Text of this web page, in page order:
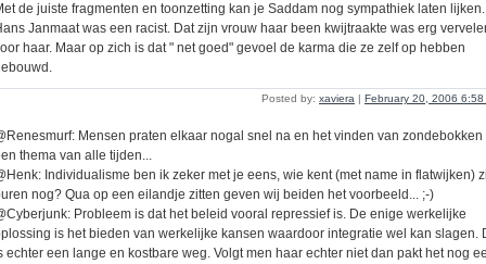
de juiste fragmenten en toonzetting kan je Saddam nog sympathiek laten lijken.
Janmaat was een racist. Dat zijn vrouw haar been kwijtraakte was erg
haar. Maar op zich is dat " net goed" gevoel de karma die ze zelf op hebben
Posted by: xaviera | February 20, 2006 6:58
Mensen praten elkaar nogal snel na en het vinden van zondebokken
thema van alle tijden...
Individualisme ben ik zeker met je eens, wie kent (met name in flatwijken)
nog? Qua op een eilandje zitten geven wij beiden het voorbeeld... ;-)
Probleem is dat het beleid vooral repressief is. De enige werkelijke
is het bieden van werkelijke kansen waardoor integratie wel kan slagen.
echter een lange en kostbare weg. Volgt men haar echter niet dan pakt het nog